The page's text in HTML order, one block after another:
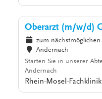
Oberarzt (m/w/d)
zum
Andernach
Starten Sie in unserer
Andernach
Rhein-Mosel-